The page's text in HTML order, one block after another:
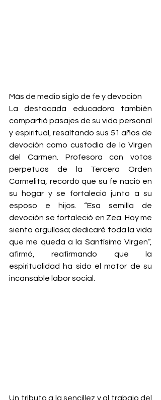
Más de medio siglo de fe y devoción
La destacada educadora también
compartió pasajes de su vida personal
y espiritual, resaltando sus 51 años de
devoción como custodia de la Virgen
del Carmen. Profesora con votos
perpetuos de la Tercera Orden
Carmelita, recordó que su fe nació en
su hogar y se fortaleció junto a su
esposo e hijos. “Esa semilla de
devoción se fortaleció en Zea. Hoy me
siento orgullosa; dedicaré toda la vida
que me queda a la Santísima Virgen”,
afirmó, reafirmando que la
espiritualidad ha sido el motor de su
incansable labor social.
Un tributo a la sencillez y al trabajo del